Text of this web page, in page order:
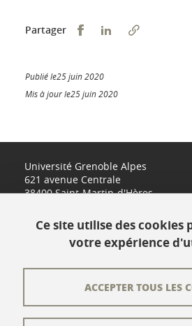
Partager Partager sur Facebook
Partager sur
Publié le25 juin 2020
Mis à jour le25 juin 2020
Université Grenoble Alpes
621 avenue Centrale
38400 Saint-Martin-d'Hères
L'équipe éditoriale
Ce site utilise des
votre expérience
ACCEPTER TOUS LES